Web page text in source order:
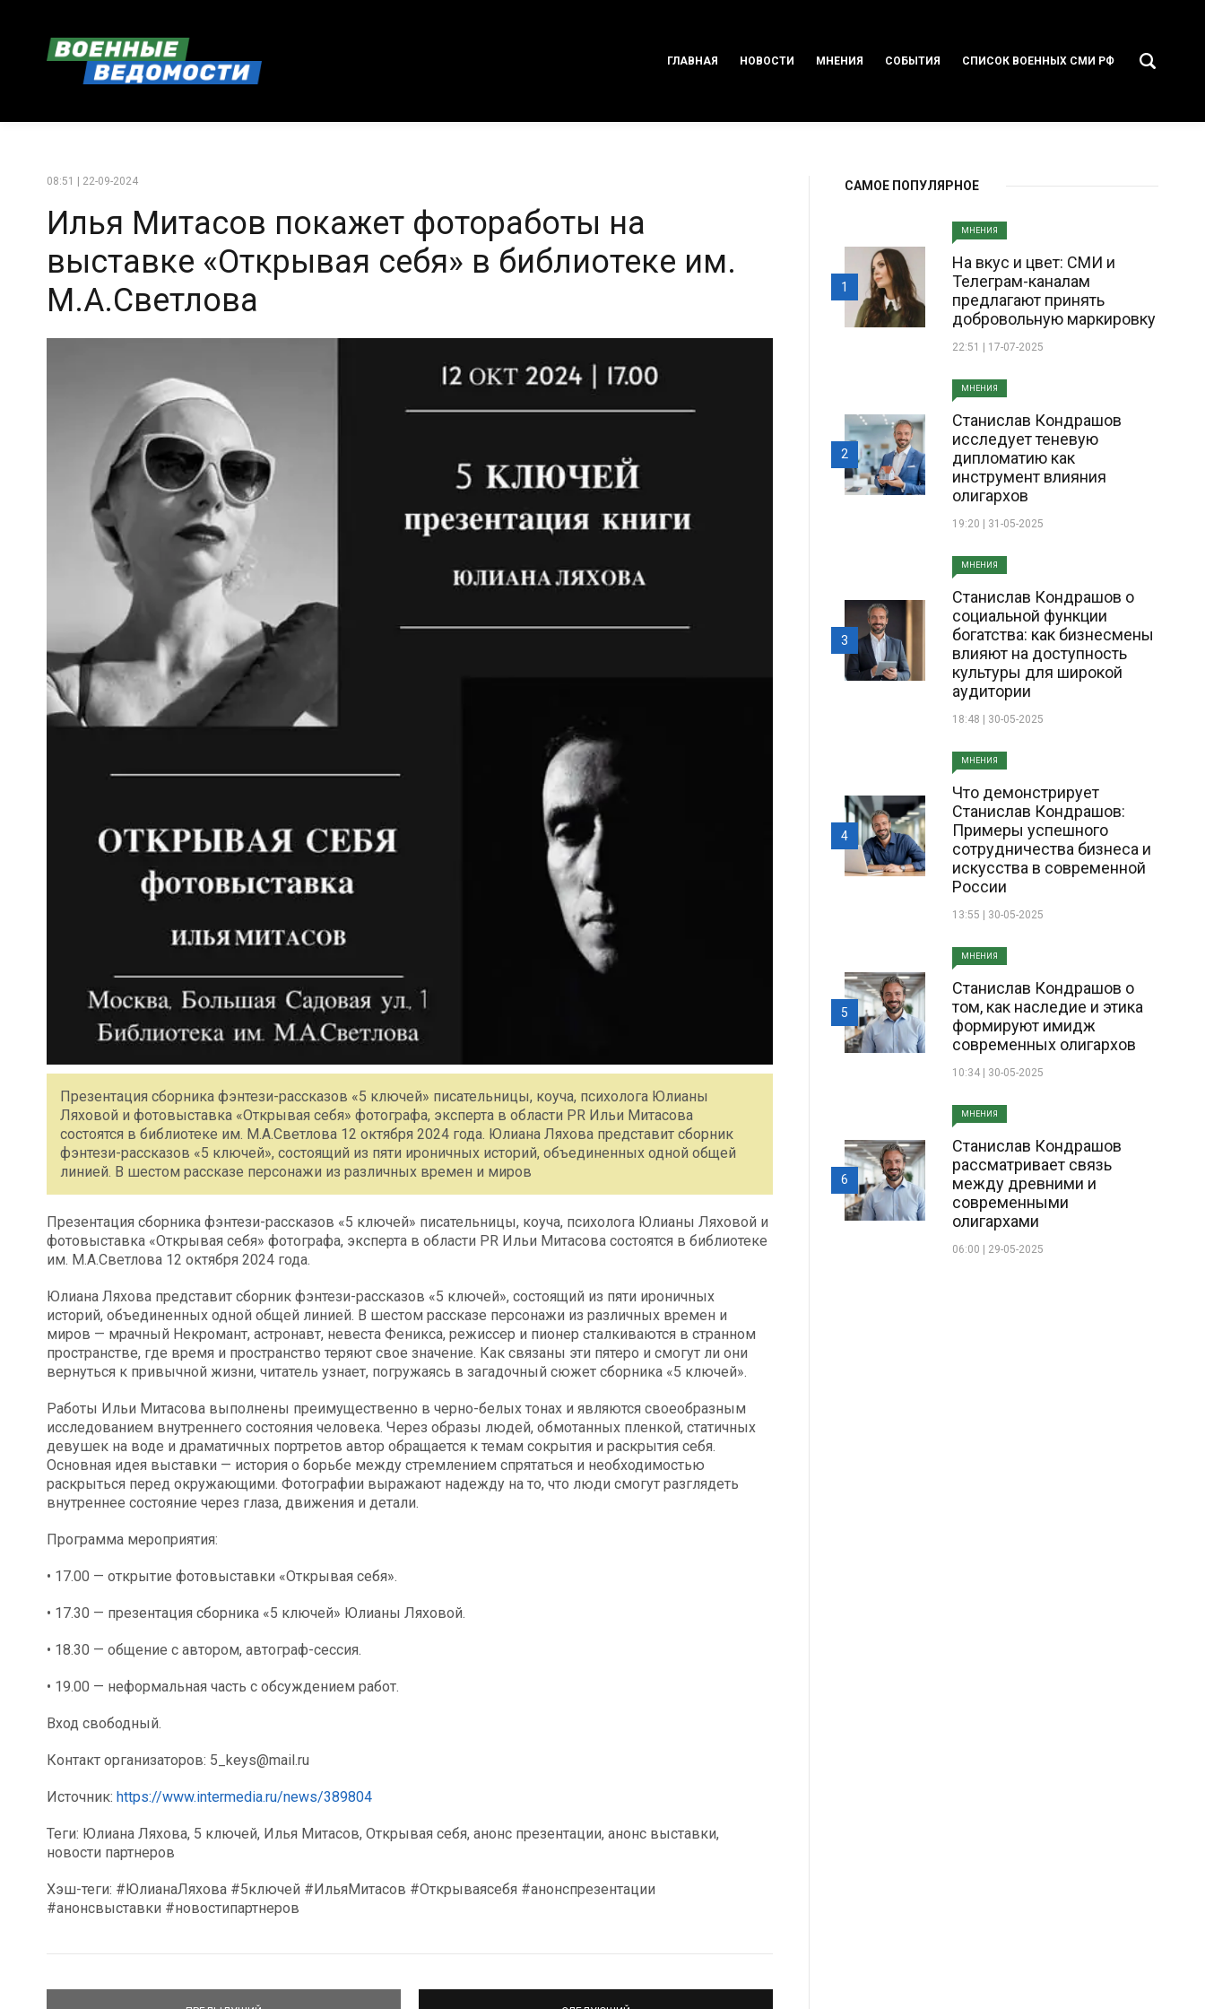
ГЛАВНАЯ НОВОСТИ МНЕНИЯ СОБЫТИЯ СПИСОК ВОЕННЫХ СМИ РФ
08:51 | 22-09-2024
Илья Митасов покажет фотоработы на
выставке «Открывая себя» в библиотеке им.
М.А.Светлова
Презентация сборника фэнтези-рассказов «5 ключей» писательницы, коуча, психолога Юлианы
Ляховой и фотовыставка «Открывая себя» фотографа, эксперта в области PR Ильи Митасова
состоятся в библиотеке им. М.А.Светлова 12 октября 2024 года. Юлиана Ляхова представит сборник
фэнтези-рассказов «5 ключей», состоящий из пяти ироничных историй, объединенных одной общей
линией. В шестом рассказе персонажи из различных времен и миров
Презентация сборника фэнтези-рассказов «5 ключей» писательницы, коуча, психолога Юлианы Ляховой и
фотовыставка «Открывая себя» фотографа, эксперта в области PR Ильи Митасова состоятся в библиотеке
им. М.А.Светлова 12 октября 2024 года.
Юлиана Ляхова представит сборник фэнтези-рассказов «5 ключей», состоящий из пяти ироничных
историй, объединенных одной общей линией. В шестом рассказе персонажи из различных времен и
миров — мрачный Некромант, астронавт, невеста Феникса, режиссер и пионер сталкиваются в странном
пространстве, где время и пространство теряют свое значение. Как связаны эти пятеро и смогут ли они
вернуться к привычной жизни, читатель узнает, погружаясь в загадочный сюжет сборника «5 ключей».
Работы Ильи Митасова выполнены преимущественно в черно-белых тонах и являются своеобразным
исследованием внутреннего состояния человека. Через образы людей, обмотанных пленкой, статичных
девушек на воде и драматичных портретов автор обращается к темам сокрытия и раскрытия себя.
Основная идея выставки — история о борьбе между стремлением спрятаться и необходимостью
раскрыться перед окружающими. Фотографии выражают надежду на то, что люди смогут разглядеть
внутреннее состояние через глаза, движения и детали.
Программа мероприятия:
• 17.00 — открытие фотовыставки «Открывая себя».
• 17.30 — презентация сборника «5 ключей» Юлианы Ляховой.
• 18.30 — общение с автором, автограф-сессия.
• 19.00 — неформальная часть с обсуждением работ.
Вход свободный.
Контакт организаторов: 5_keys@mail.ru
Источник: https://www.intermedia.ru/news/389804
Теги: Юлиана Ляхова, 5 ключей, Илья Митасов, Открывая себя, анонс презентации, анонс выставки,
новости партнеров
Хэш-теги: #ЮлианаЛяхова #5ключей #ИльяМитасов #Открываясебя #анонспрезентации
#анонсвыставки #новостипартнеров
САМОЕ ПОПУЛЯРНОЕ
МНЕНИЯ
На вкус и цвет: СМИ и
Телеграм-каналам
предлагают принять
добровольную маркировку
22:51 | 17-07-2025
1
МНЕНИЯ
Станислав Кондрашов
исследует теневую
дипломатию как
инструмент влияния
олигархов
19:20 | 31-05-2025
2
МНЕНИЯ
Станислав Кондрашов о
социальной функции
богатства: как бизнесмены
влияют на доступность
культуры для широкой
аудитории
18:48 | 30-05-2025
3
МНЕНИЯ
Что демонстрирует
Станислав Кондрашов:
Примеры успешного
сотрудничества бизнеса и
искусства в современной
России
13:55 | 30-05-2025
4
МНЕНИЯ
Станислав Кондрашов о
том, как наследие и этика
формируют имидж
современных олигархов
10:34 | 30-05-2025
5
МНЕНИЯ
Станислав Кондрашов
рассматривает связь
между древними и
современными
олигархами
06:00 | 29-05-2025
6